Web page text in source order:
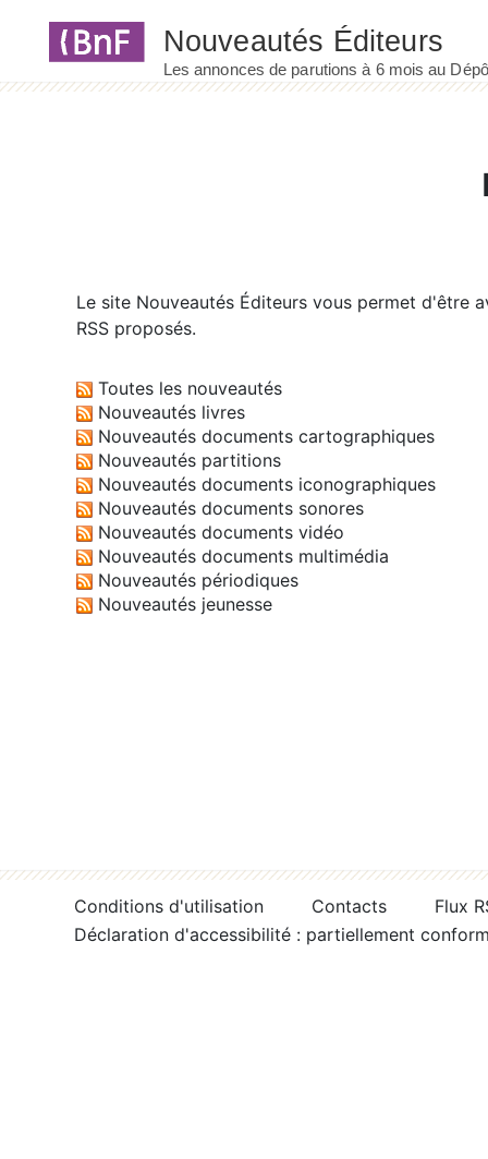
Le site Nouveautés Éditeurs vous permet d'être
RSS proposés.
Toutes les nouveautés
Nouveautés livres
Nouveautés documents cartographiques
Nouveautés partitions
Nouveautés documents iconographiques
Nouveautés documents sonores
Nouveautés documents vidéo
Nouveautés documents multimédia
Nouveautés périodiques
Nouveautés jeunesse
Conditions d'utilisation Contacts
Flux
Déclaration d'accessibilité : partiellement